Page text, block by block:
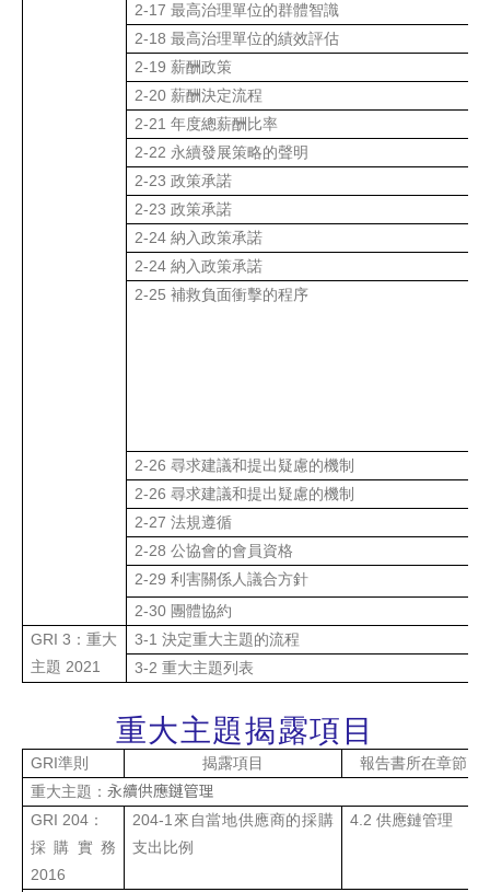
2-17最高治理單位的群體智識
2-18最高治理單位的績效評估
2-19薪酬政策
2-20薪酬決定流程
2-21年度總薪酬比率
2-22 永續發展策略的聲明
2-23政策承諾
2-23政策承諾
2-24納入政策承諾
2-24納入政策承諾
2-25補救負面衝擊的程序
2-26尋求建議和提出疑慮的機制
2-26尋求建議和提出疑慮的機制
2-27法規遵循
2-28公協會的會員資格
2-29利害關係人議合方針
2-30 團體協約
GRI 3 ：重大
主題 2021
3-1決定重大主題的流程
3-2重大主題列表
重大主題揭露項目
GRI準則 揭露項目
報告書所在章節
重大主題 ：永續供應鏈管理
GRI 204 ：
採購實務
2016
204-1 來自當地供應商的採購
支出比例
4.2供應鏈管理